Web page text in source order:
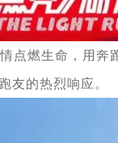
点燃生命，用奔
友的热烈响应。